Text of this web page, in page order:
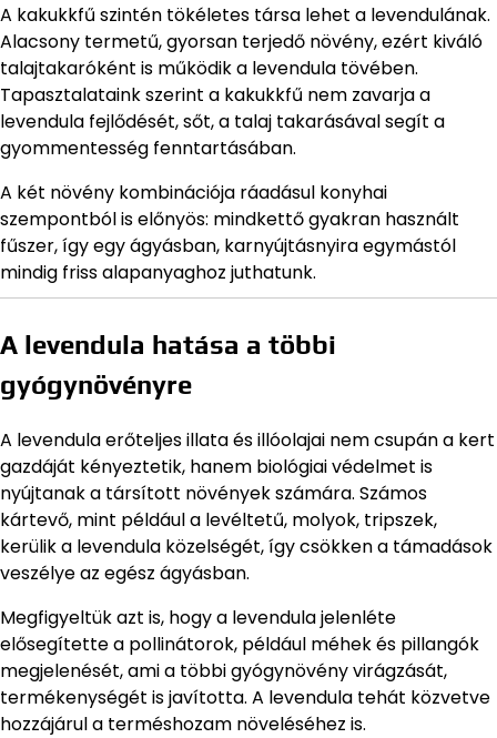
A kakukkfű szintén tökéletes társa lehet a levendulának.
Alacsony termetű, gyorsan terjedő növény, ezért kiváló
talajtakaróként is működik a levendula tövében.
Tapasztalataink szerint a kakukkfű nem zavarja a
levendula fejlődését, sőt, a talaj takarásával segít a
gyommentesség fenntartásában.
A két növény kombinációja ráadásul konyhai
szempontból is előnyös: mindkettő gyakran használt
fűszer, így egy ágyásban, karnyújtásnyira egymástól
mindig friss alapanyaghoz juthatunk.
A levendula hatása a többi
gyógynövényre
A levendula erőteljes illata és illóolajai nem csupán a kert
gazdáját kényeztetik, hanem biológiai védelmet is
nyújtanak a társított növények számára. Számos
kártevő, mint például a levéltetű, molyok, tripszek,
kerülik a levendula közelségét, így csökken a támadások
veszélye az egész ágyásban.
Megfigyeltük azt is, hogy a levendula jelenléte
elősegítette a pollinátorok, például méhek és pillangók
megjelenését, ami a többi gyógynövény virágzását,
termékenységét is javította. A levendula tehát közvetve
hozzájárul a terméshozam növeléséhez is.